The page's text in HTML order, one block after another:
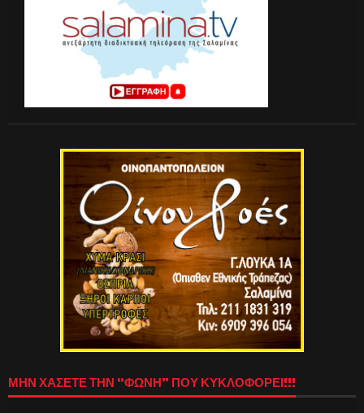
ΜΗΝ ΧΑΣΕΤΕ ΤΗΝ “ΦΩΝΗ” ΠΟΥ ΚΥΚΛΟΦΟΡΕΙ!!!